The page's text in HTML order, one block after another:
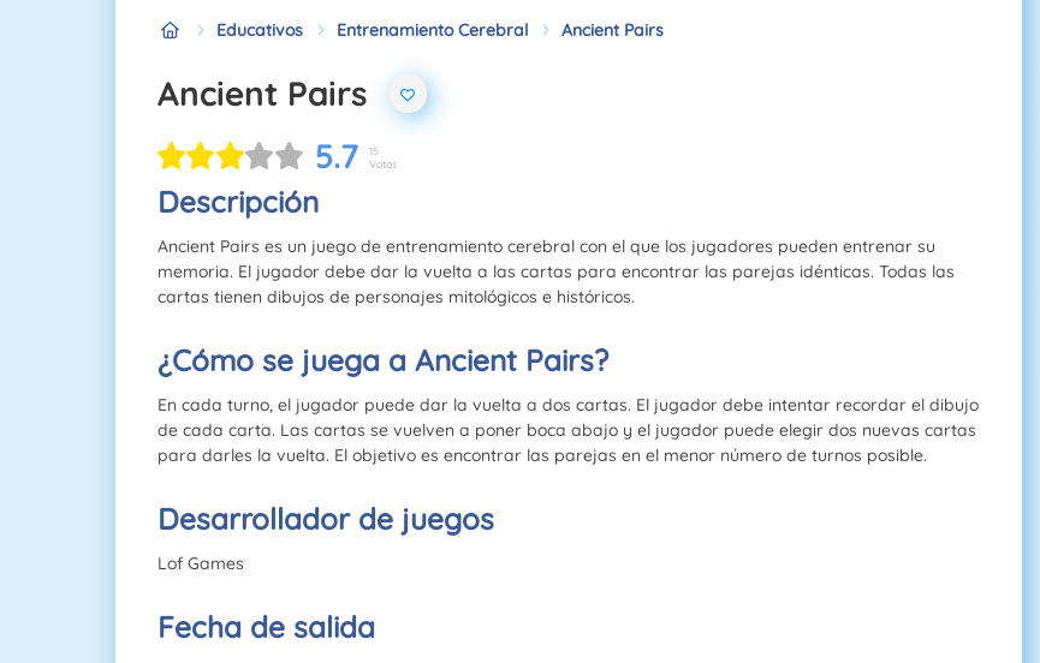
Educativos Entrenamiento Cerebral Ancient Pairs
Ancient Pairs
5.7
15
Votos
Descripción
Ancient Pairs es un juego de entrenamiento cerebral con el que los jugadores pueden entrenar su
memoria. El jugador debe dar la vuelta a las cartas para encontrar las parejas idénticas. Todas las
cartas tienen dibujos de personajes mitológicos e históricos.
¿Cómo se juega a Ancient Pairs?
En cada turno, el jugador puede dar la vuelta a dos cartas. El jugador debe intentar recordar el dibujo
de cada carta. Las cartas se vuelven a poner boca abajo y el jugador puede elegir dos nuevas cartas
para darles la vuelta. El objetivo es encontrar las parejas en el menor número de turnos posible.
Desarrollador de juegos
Lof Games
Fecha de salida